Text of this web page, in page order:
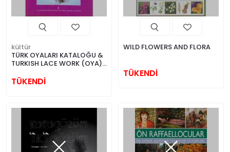
kültür
TÜRK OYALARI KATALOĞU &
TURKISH LACE WORK (OYA)
TÜKENDİ
WILD FLOWERS AND FLORA
TÜKENDİ